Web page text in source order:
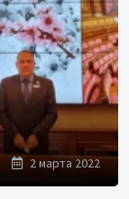
2 марта 2022